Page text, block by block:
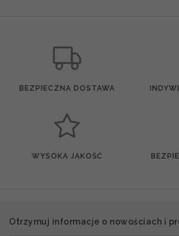
BEZPIECZNA DOSTAWA
WYSOKA JAKOŚĆ
Otrzymuj informacje o nowościach i